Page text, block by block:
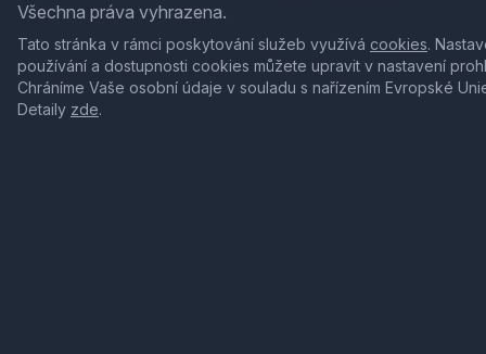
Všechna práva vyhrazena.
Tato stránka v rámci poskytování služeb využívá cookies.
používání a dostupnosti cookies můžete upravit v nastavení
Chráníme Vaše osobní údaje v souladu s nařízením Evropské
Detaily zde.